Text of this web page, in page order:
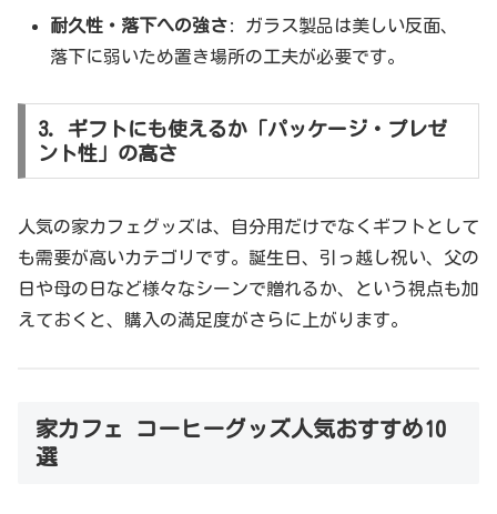
耐久性・落下への強さ: ガラス製品は美しい反面、
落下に弱いため置き場所の工夫が必要です。
3. ギフトにも使えるか「パッケージ・プレゼ
ント性」の高さ
人気の家カフェグッズは、自分用だけでなくギフトとして
も需要が高いカテゴリです。誕生日、引っ越し祝い、父の
日や母の日など様々なシーンで贈れるか、という視点も加
えておくと、購入の満足度がさらに上がります。
家カフェ コーヒーグッズ人気おすすめ10
選